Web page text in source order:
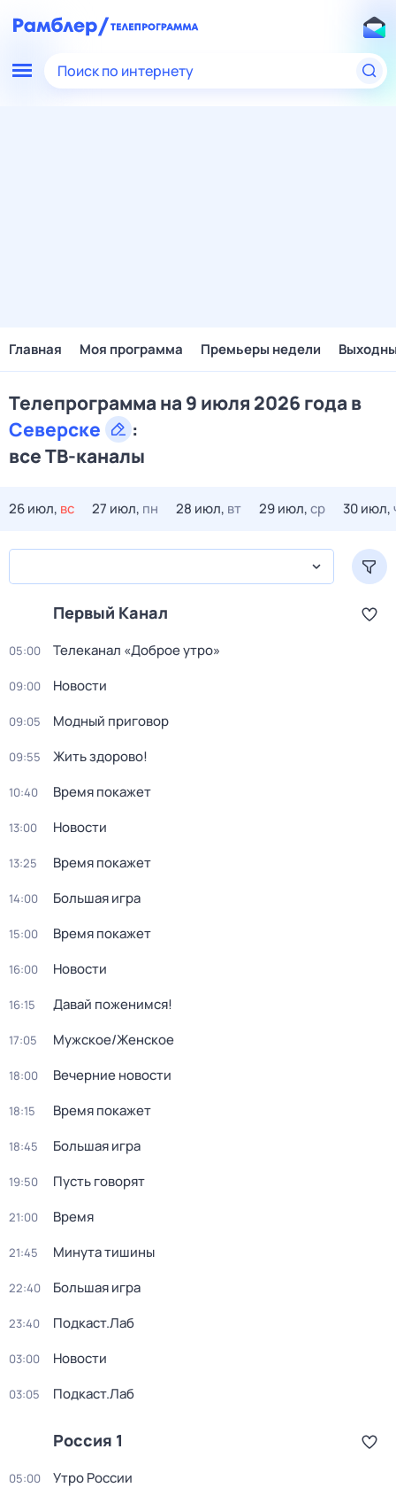
Поиск по интернету
Главная Моя программа Премьеры недели
Телепрограмма на 9 июля 2026 года в
Северске
:
все ТВ-каналы
26 июл, вс 27 июл, пн 28 июл, вт 29 июл,ср 30 июл,
Первый Канал
05:00 Телеканал «Доброе утро»
09:00 Новости
09:05 Модный приговор
09:55 Жить здорово!
10:40 Время покажет
13:00 Новости
13:25 Время покажет
14:00 Большая игра
15:00 Время покажет
16:00 Новости
16:15 Давай поженимся!
17:05 Мужское/Женское
18:00 Вечерние новости
18:15 Время покажет
18:45 Большая игра
19:50 Пусть говорят
21:00 Время
21:45 Минута тишины
22:40 Большая игра
23:40 Подкаст.Лаб
03:00 Новости
03:05 Подкаст.Лаб
Россия 1
05:00 Утро России